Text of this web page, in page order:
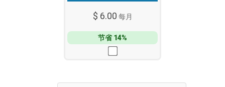
$ 6.00 每月
节省 14%